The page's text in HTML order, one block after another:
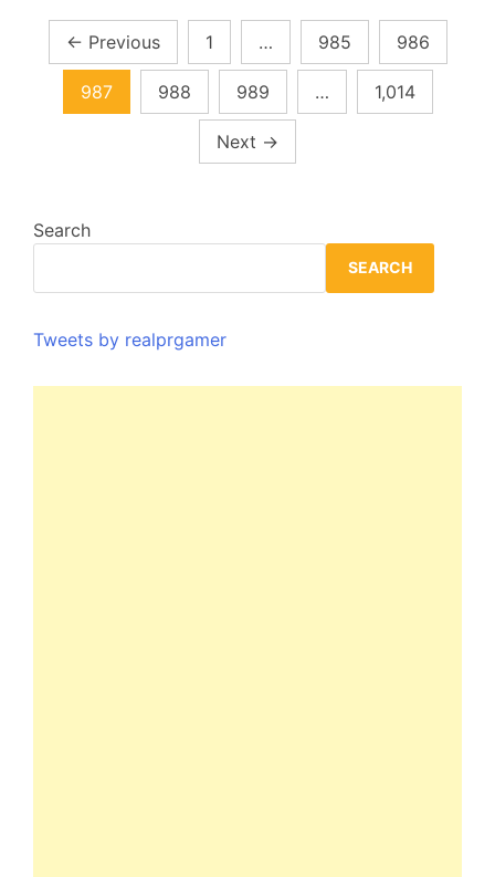
Posts
pagination
← Previous 1 … 985 986
987 988 989 … 1,014
Next →
Search
SEARCH
Tweets by realprgamer